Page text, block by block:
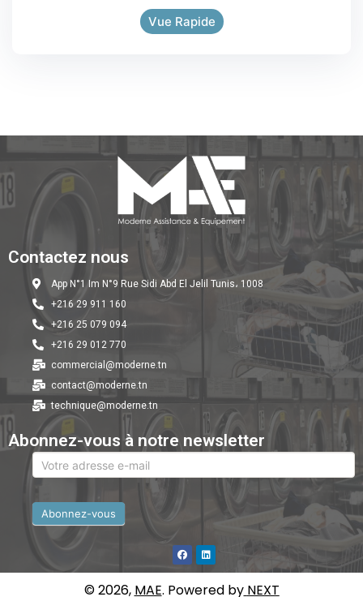
Vue Rapide
Contactez nous
App N°1 Im N°9 Rue Sidi Abd El Jelil Tunis، 1008
+216 29 911 160
+216 25 079 094
+216 29 012 770
commercial@moderne.tn
contact@moderne.tn
technique@moderne.tn
Abonnez-vous à notre newsletter
newsletter
Abonnez-vous
© 2026, MAE. Powered by NEXT